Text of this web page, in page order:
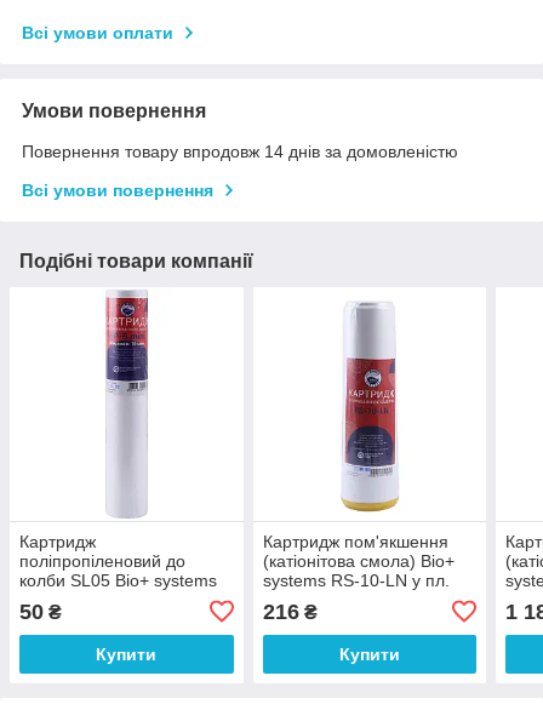
Всі умови оплати
Умови повернення
Повернення товару впродовж 14 днів за домовленістю
Всі умови повернення
Подібні товари компанії
Картридж
поліпропіленовий до
колби SL05 Bio+ systems
PP-5 mini (10 мкм) (пара)
(000021743)
50 ₴
Купити
Картридж пом'якшення
(катіонітова смола) Bio+
systems RS-10-LN у пл.
216₴
Купити
1